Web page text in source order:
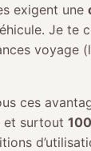
exigent une
Je te
voyage
ces
et surtout